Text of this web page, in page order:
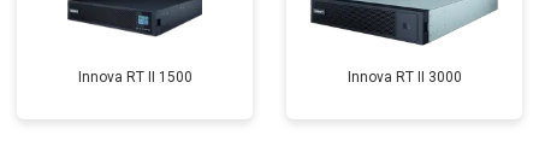
Innova RT II 1500 Innova RT II 3000